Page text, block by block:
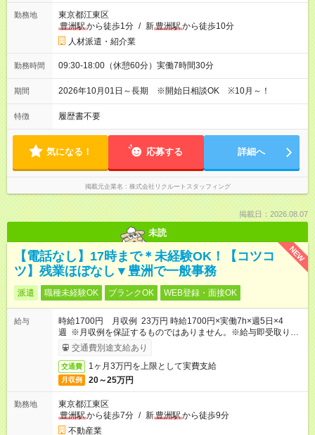
勤務地
東京都江東区
豊洲駅から徒歩1分 / 新豊洲駅から徒歩10分
人材派遣・紹介業
勤務時間 09:30-18:00（休憩60分）実働7時間30分
期間 2026年10月01日～長期 ※開始日相談OK ※10月～！
特徴 履歴書不要
気になる！ 応募する 詳細へ
掲載元企業名 株式会社リクルートスタッフィング
掲載日：2026.08.07
未読
NEW
【電話なし】17時まで＊未経験OK！【コツコ
ツ】残業ほぼなし▼豊洲で一般事務
派遣 職種未経験OK ブランクOK WEB登録・面接OK
給与
時給1700円 月収例 23万円 時給1700円×実働7h×週5日×4
週 ※月収例を保証するものではありません。※給与即受取りサ
ービス利用可（利用条件有）
交通費別途支給あり
交通費 1ヶ月3万円を上限として実費支給
月収例 20～25万円
勤務地
東京都江東区
豊洲駅から徒歩7分 / 新豊洲駅から徒歩9分
不動産業